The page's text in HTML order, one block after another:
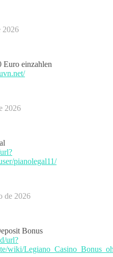
2026
einzahlen
2026
pianolegal11/
de 2026
Bonus
url?
wiki/